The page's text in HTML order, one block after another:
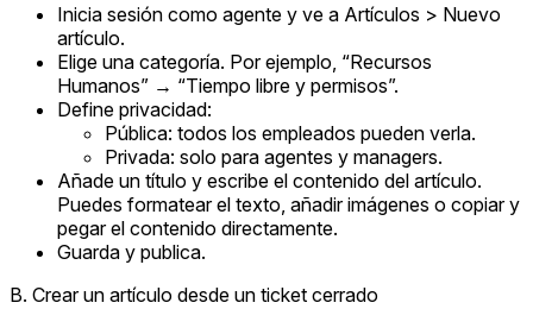
Inicia sesión como agente y ve a Artículos > Nuevo
artículo.
Elige una categoría. Por ejemplo, “Recursos
Humanos” → “Tiempo libre y permisos”.
Define privacidad:
Pública: todos los empleados pueden verla.
Privada: solo para agentes y managers.
Añade un título y escribe el contenido del artículo.
Puedes formatear el texto, añadir imágenes o copiar y
pegar el contenido directamente.
Guarda y publica.
B. Crear un artículo desde un ticket cerrado